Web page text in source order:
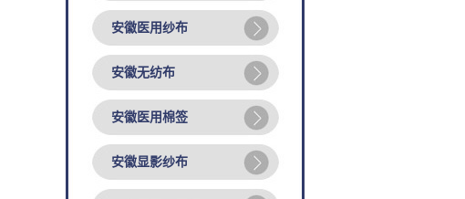
安徽医用纱布
安徽无纺布
安徽医用棉签
安徽显影纱布